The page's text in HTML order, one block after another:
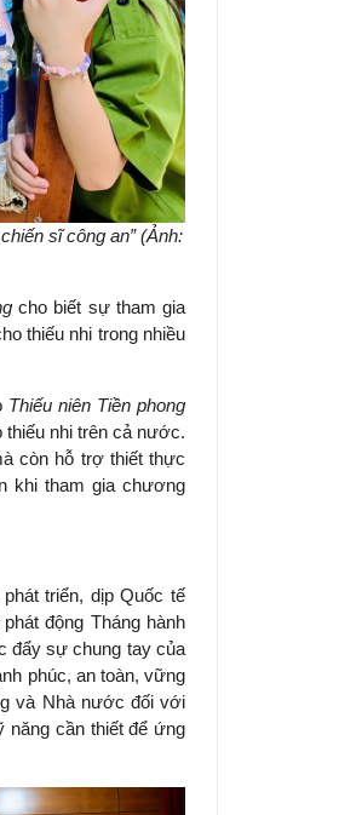
sĩ công an” (Ảnh:
cho biết sự tham gia
thiếu nhi trong nhiều
Thiếu niên Tiền phong
nhi trên cả nước.
còn hỗ trợ thiết thực
khi tham gia chương
triển, dịp Quốc tế
động Tháng hành
đẩy sự chung tay của
phúc, an toàn, vững
và Nhà nước đối với
năng cần thiết để ứng